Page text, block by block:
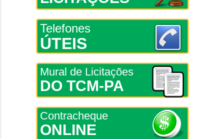
Telefones
ÚTEIS
Mural de Licitações
DO TCM-PA
Contracheque
ONLINE